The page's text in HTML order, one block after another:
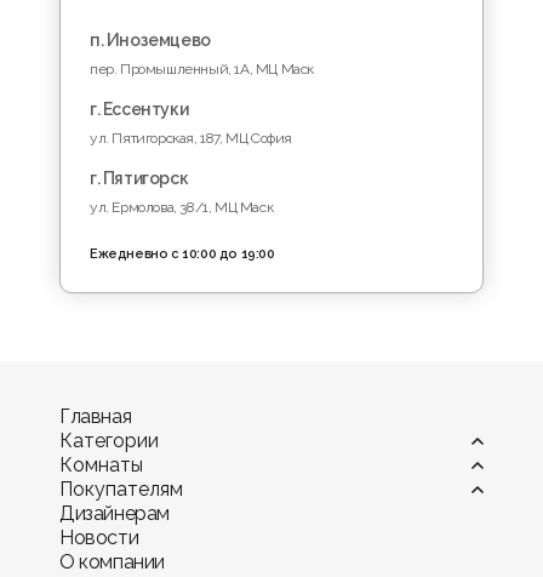
п. Иноземцево
пер. Промышленный, 1A, МЦ Маск
г. Ессентуки
ул. Пятигорская, 187, МЦ София
г. Пятигорск
ул. Ермолова, 38/1, МЦ Маск
Ежедневно с 10:00 до 19:00
Главная
Категории
Витрины
Диваны
Камины
Комоды и тумбы
Кресла
Комнаты
Гостиная
Детская комната
Кухня
Офис и кабинет
Покупателям
Оплата
Мебель в рассрочку и кредит
Гарантия
Дизайнерам
Новости
О компании